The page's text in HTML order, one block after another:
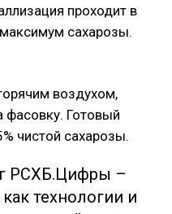
проходит в
сахарозы.
воздухом,
Готовый
чистой сахарозы.
РСХБ.Цифры –
технологии и